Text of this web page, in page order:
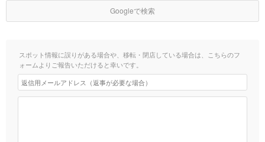
Googleで検索
スポット情報に誤りがある場合や、移転・閉店している場合は、こちらのフ
ォームよりご報告いただけると幸いです。